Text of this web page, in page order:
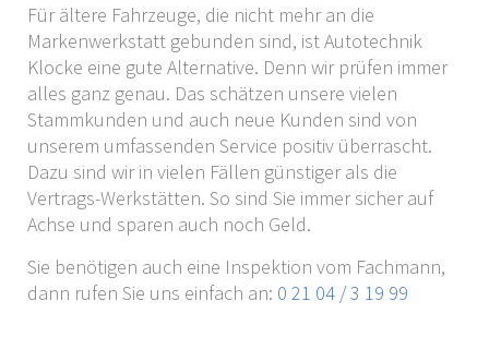
Für ältere Fahrzeuge, die nicht mehr an die
Markenwerkstatt gebunden sind, ist Autotechnik
Klocke eine gute Alternative. Denn wir prüfen immer
alles ganz genau. Das schätzen unsere vielen
Stammkunden und auch neue Kunden sind von
unserem umfassenden Service positiv überrascht.
Dazu sind wir in vielen Fällen günstiger als die
Vertrags-Werkstätten. So sind Sie immer sicher auf
Achse und sparen auch noch Geld.
Sie benötigen auch eine Inspektion vom Fachmann,
dann rufen Sie uns einfach an: 0 21 04 / 3 19 99